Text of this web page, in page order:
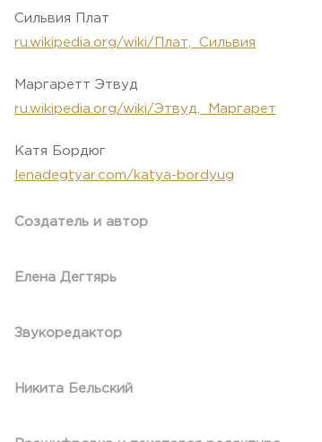
Сильвия Плат
ru.wikipedia.org/wiki/Плат,_Сильвия
Маргаретт Этвуд
ru.wikipedia.org/wiki/Этвуд,_Маргарет
Катя Бордюг
lenadegtyar.com/katya-bordyug
Создатель и автор
Елена Дегтярь
Звукоредактор
Никита Бельский